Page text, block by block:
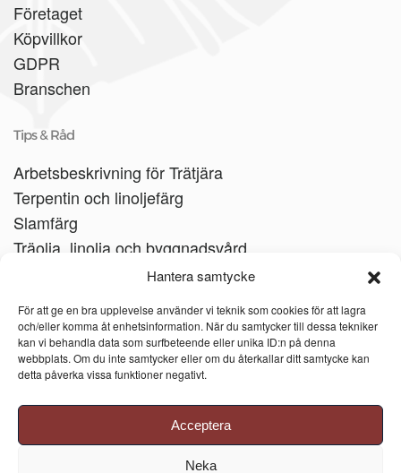
Hantera samtycke
För att ge en bra upplevelse använder vi teknik som cookies för att lagra
och/eller komma åt enhetsinformation. När du samtycker till dessa tekniker
kan vi behandla data som surfbeteende eller unika ID:n på denna
webbplats. Om du inte samtycker eller om du återkallar ditt samtycke kan
detta påverka vissa funktioner negativt.
Acceptera
Neka
Företaget
Köpvillkor
GDPR
Branschen
Tips & Råd
Arbetsbeskrivning för Trätjära
Terpentin och linoljefärg
Slamfärg
Träolja, linolja och byggnadsvård